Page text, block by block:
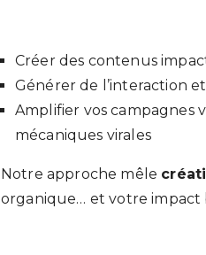
Créer des contenus
Générer de l’interaction
Amplifier vos campagnes
mécaniques virales
Notre approche mêle
organique… et votre impact